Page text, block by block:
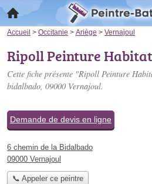
Accueil > Occitanie > Ariège > Vernajoul
Ripoll Peinture Habitat
Cette fiche présente "Ripoll Peinture
bidalbado, 09000 Vernajoul.
Demande de devis en ligne
6 chemin de la Bidalbado
09000 Vernajoul
📞 Appeler ce peintre